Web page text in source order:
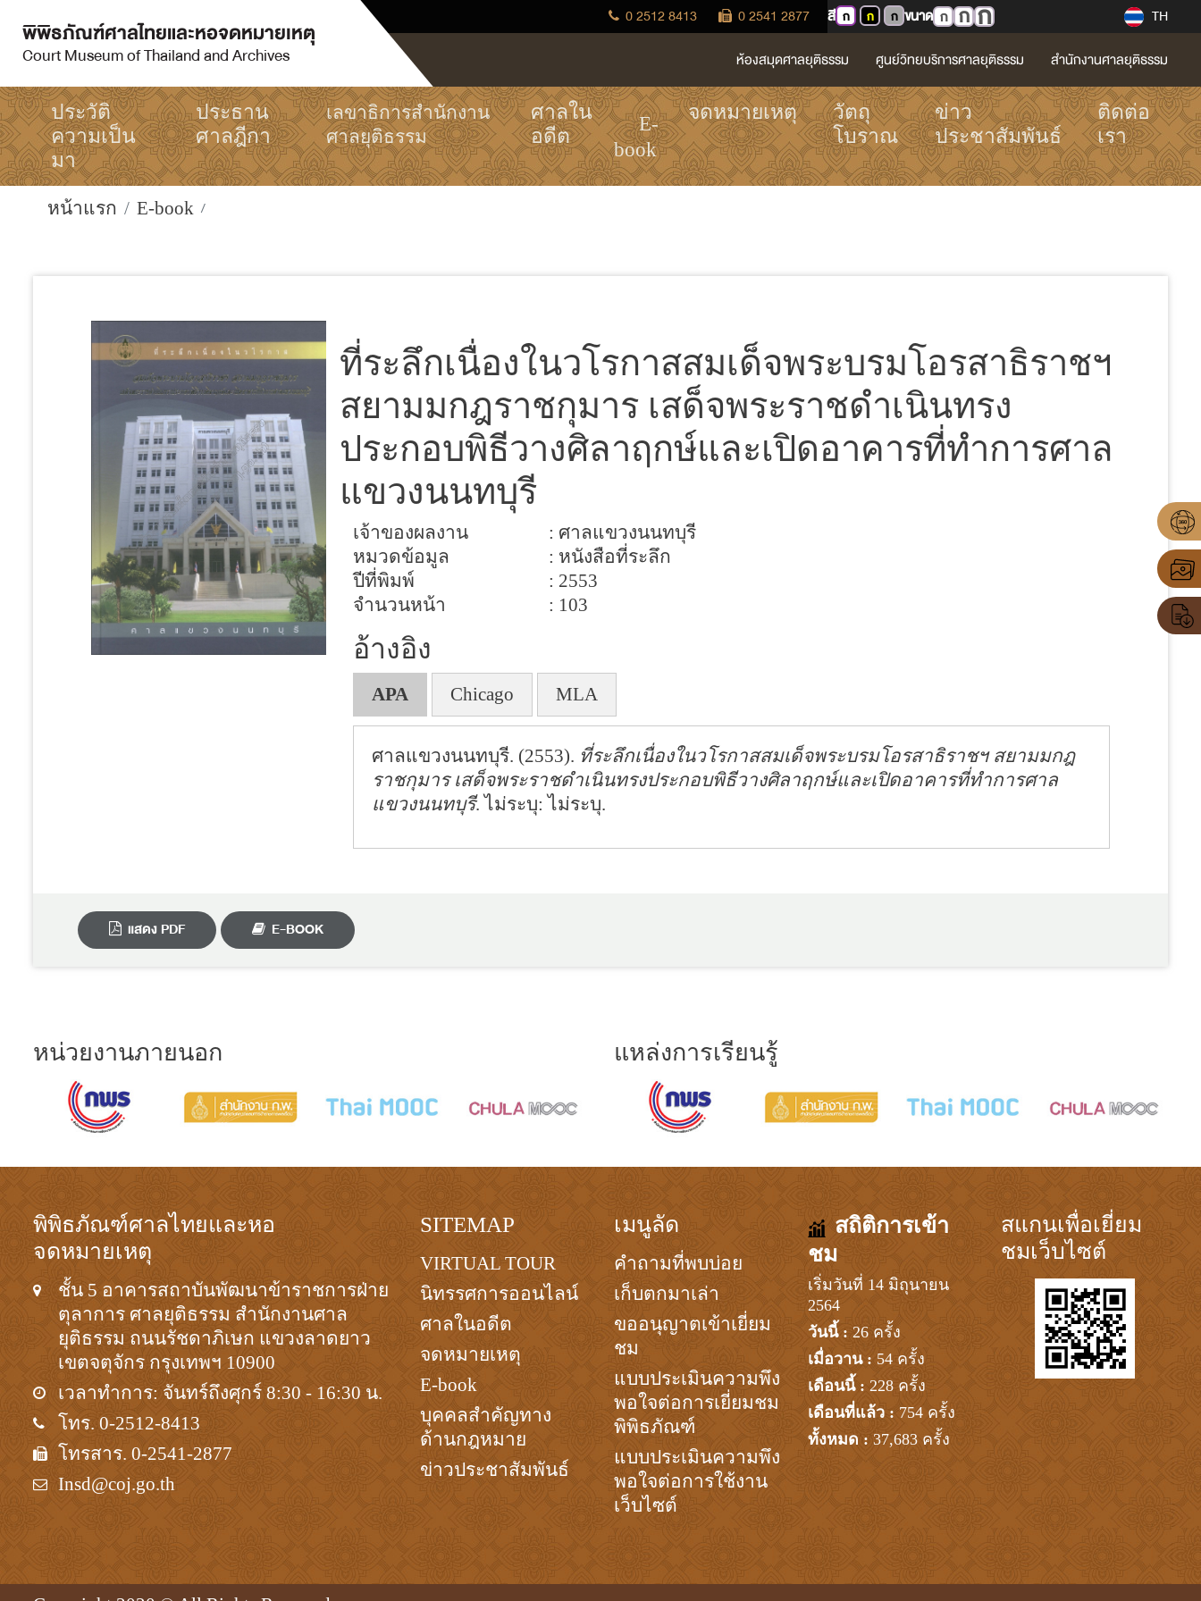
พิพิธภัณฑ์ศาลไทยและหอจดหมายเหตุ
Court Museum of Thailand and Archives
0 2512 8413 0 2541 2877 สี ก ก ก ขนาด ก ก ก
TH
ห้องสมุดศาลยุติธรรม
ศูนย์วิทยบริการศาลยุติธรรม สำนักงานศาลยุติธรรม
ประวัติ
ความเป็น
มา
ประธาน
ศาลฎีกา
เลขาธิการสำนักงาน
ศาลยุติธรรม
ศาลใน
อดีต
E-
book
จดหมายเหตุ
วัตถุ
โบราณ
ข่าว
ประชาสัมพันธ์
ติดต่อ
เรา
หน้าแรก E-book
ที่ระลึกเนื่องในวโรกาสสมเด็จพระบรมโอรสาธิราชฯ
สยามมกฎราชกุมาร เสด็จพระราชดำเนินทรง
ประกอบพิธีวางศิลาฤกษ์และเปิดอาคารที่ทำการศาล
แขวงนนทบุรี
เจ้าของผลงาน
: ศาลแขวงนนทบุรี
หมวดข้อมูล
: หนังสือที่ระลึก
ปีที่พิมพ์
: 2553
จำนวนหน้า
: 103
อ้างอิง
APA Chicago MLA
ศาลแขวงนนทบุรี. (2553). ที่ระลึกเนื่องในวโรกาสสมเด็จพระบรมโอรสาธิราชฯ สยามมกฎ
ราชกุมาร เสด็จพระราชดำเนินทรงประกอบพิธีวางศิลาฤกษ์และเปิดอาคารที่ทำการศาล
แขวงนนทบุรี. ไม่ระบุ: ไม่ระบุ.
แสดง PDF E-BOOK
หน่วยงานภายนอก แหล่งการเรียนรู้
พิพิธภัณฑ์ศาลไทยและหอ
จดหมายเหตุ
ชั้น 5 อาคารสถาบันพัฒนาข้าราชการฝ่าย
ตุลาการ ศาลยุติธรรม สำนักงานศาล
ยุติธรรม ถนนรัชดาภิเษก แขวงลาดยาว
เขตจตุจักร กรุงเทพฯ 10900
เวลาทำการ: จันทร์ถึงศุกร์ 8:30 - 16:30 น.
โทร. 0-2512-8413
โทรสาร. 0-2541-2877
Insd@coj.go.th
SITEMAP
VIRTUAL TOUR
นิทรรศการออนไลน์
ศาลในอดีต
จดหมายเหตุ
E-book
บุคคลสำคัญทาง
ด้านกฎหมาย
ข่าวประชาสัมพันธ์
เมนูลัด
คำถามที่พบบ่อย
เก็บตกมาเล่า
ขออนุญาตเข้าเยี่ยม
ชม
แบบประเมินความพึง
พอใจต่อการเยี่ยมชม
พิพิธภัณฑ์
แบบประเมินความพึง
พอใจต่อการใช้งาน
เว็บไซต์
สถิติการเข้า
ชม
เริ่มวันที่ 14 มิถุนายน
2564
วันนี้ : 26 ครั้ง
เมื่อวาน : 54 ครั้ง
เดือนนี้ : 228 ครั้ง
เดือนที่แล้ว : 754 ครั้ง
ทั้งหมด : 37,683 ครั้ง
สแกนเพื่อเยี่ยม
ชมเว็บไซต์